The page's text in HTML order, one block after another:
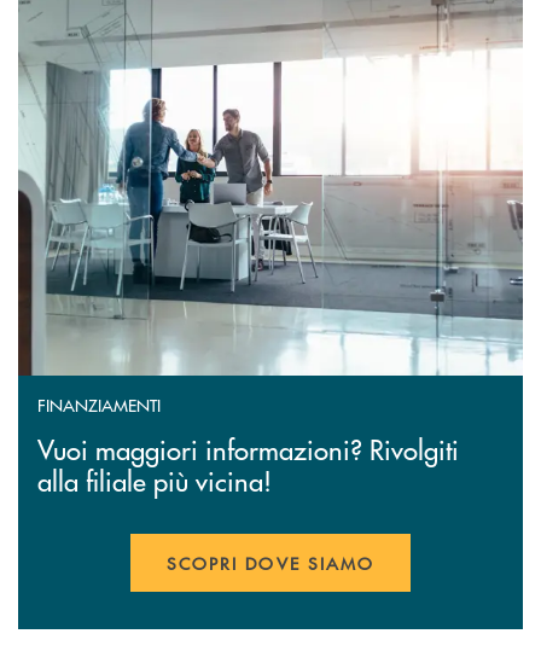
FINANZIAMENTI
Vuoi maggiori informazioni? Rivolgiti
alla filiale più vicina!
SCOPRI DOVE SIAMO